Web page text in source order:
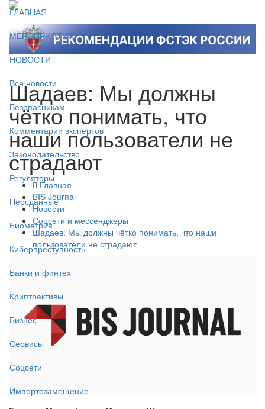
ГЛАВНАЯ
МЕРОПРИЯТИЯ
НОВОСТИ
Все новости
Безопасникам
Комментарии экспертов
Законодательство
Регуляторы
Персданные
Биометрия
Киберпреступность
Банки и финтех
Криптоактивы
Бизнес
Сервисы
Соцсети
Импортозамещение
Шадаев: Мы должны
чётко понимать, что
наши пользователи не
страдают
Главная
BIS Journal
Новости
Соцсети и мессенджеры
Шадаев: Мы должны чётко понимать, что наши
пользователи не страдают